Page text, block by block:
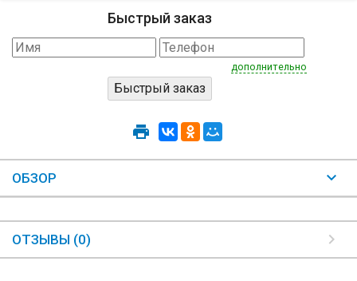
Быстрый заказ
дополнительно
ОБЗОР
ОТЗЫВЫ (0)